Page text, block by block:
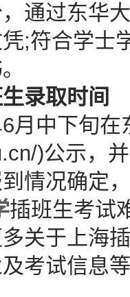
通过东华
;符合学士
录取时间
月中下旬
)公示，
情况确定
插班生考试
关于上海
考试信息